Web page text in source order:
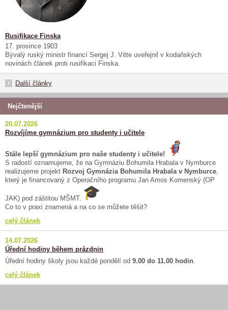
Rusifikace Finska
17. prosince 1903
Bývalý ruský ministr financí Sergej J. Vitte uveřejnil v kodaňských
novinách článek proti rusifikaci Finska.
Další články
Nejčtenější
20.07.2026
Rozvíjíme gymnázium pro studenty i učitele
Stále lepší gymnázium pro naše studenty i učitele!
S radostí oznamujeme, že na Gymnáziu Bohumila Hrabala v Nymburce
realizujeme projekt Rozvoj Gymnázia Bohumila Hrabala v Nymburce,
který je financovaný z Operačního programu Jan Amos Komenský (OP
JAK) pod záštitou MŠMT.
Co to v praxi znamená a na co se můžete těšit?
celý článek
14.07.2026
Úřední hodiny během prázdnin
Úřední hodiny školy jsou každé pondělí od 9.00 do 11.00 hodin.
celý článek